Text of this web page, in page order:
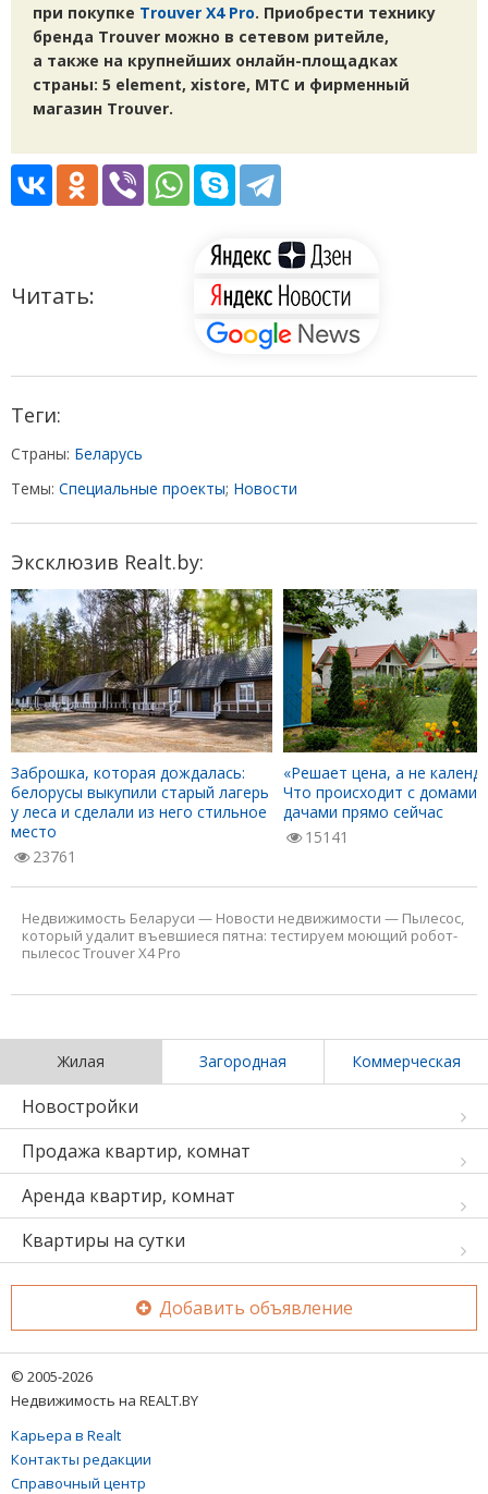
при покупке Trouver X4 Pro. Приобрести технику
бренда Trouver можно в сетевом ритейле,
а также на крупнейших онлайн-площадках
страны: 5 element, xistore, МТС и фирменный
магазин Trouver.
Читать:
Теги:
Страны: Беларусь
Темы: Специальные проекты; Новости
Эксклюзив Realt.by:
Заброшка, которая дождалась:
белорусы выкупили старый лагерь
у леса и сделали из него стильное
место
23761
«Решает цена, а не
Что происходит с домами
дачами прямо сейчас
15141
Недвижимость Беларуси — Новости недвижимости — Пылесос,
который удалит въевшиеся пятна: тестируем моющий робот-
пылесос Trouver X4 Pro
Жилая Загородная Коммерческая
Новостройки
Продажа квартир, комнат
Аренда квартир, комнат
Квартиры на сутки
Добавить объявление
© 2005-2026
Недвижимость на REALT.BY
Карьера в Realt
Контакты редакции
Справочный центр